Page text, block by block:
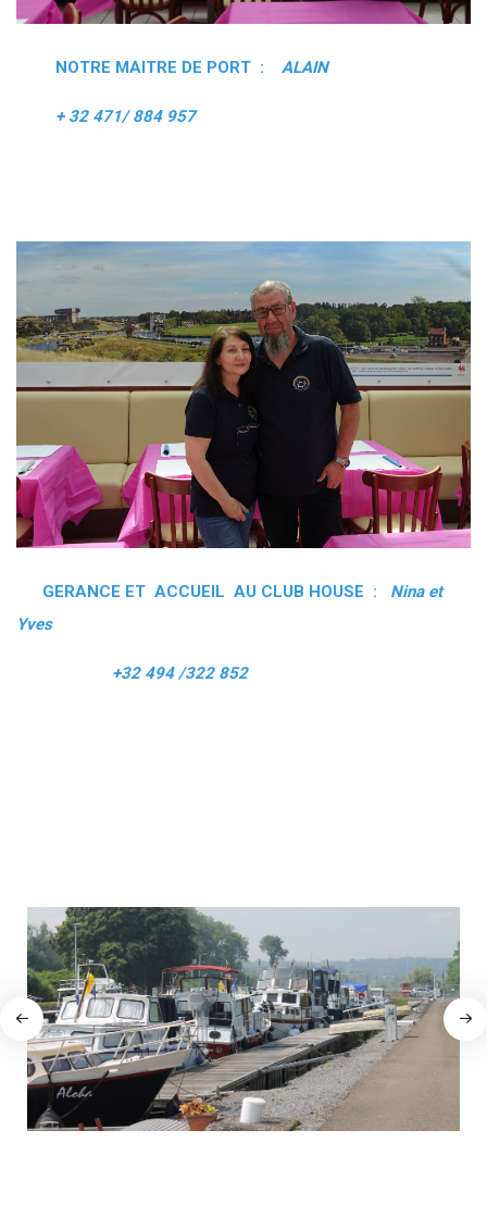
NOTRE MAITRE DE PORT : ALAIN
+ 32 471/ 884 957
GERANCE ET ACCUEIL AU CLUB HOUSE :
Nina et
Yves
+32 494 /322 852